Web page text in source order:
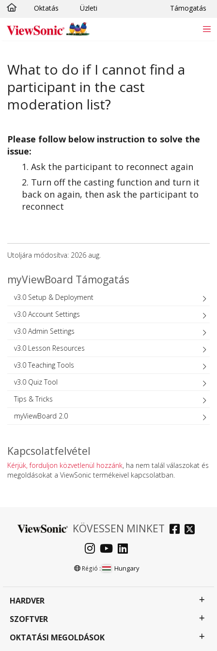
Ugrás a fő tartalomra
Oktatás Üzleti Támogatás
What to do if I cannot find a
participant in the cast
moderation list?
Please follow below instruction to solve the
issue:
1. Ask the participant to reconnect again
2. Turn off the casting function and turn it
back on again, then ask the participant to
reconnect
Utoljára módosítva: 2026 aug.
myViewBoard Támogatás
v3.0 Setup & Deployment
v3.0 Account Settings
v3.0 Admin Settings
v3.0 Lesson Resources
v3.0 Teaching Tools
v3.0 Quiz Tool
Tips & Tricks
myViewBoard 2.0
Kapcsolatfelvétel
Kérjük, forduljon közvetlenül hozzánk, ha nem talál válaszokat és
megoldásokat a ViewSonic termékeivel kapcsolatban.
KÖVESSEN MINKET
Régió : Hungary
HARDVER
SZOFTVER
OKTATÁSI MEGOLDÁSOK